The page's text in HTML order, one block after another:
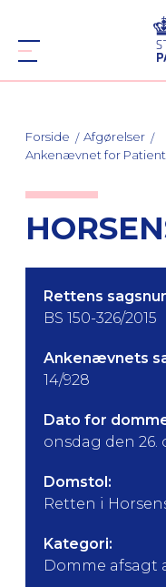
Forside
Afgørelser
Ankenævnet for
Rettens
BS 150-326/2015
Ankenævnets
14/928
Dato for
onsdag den 26.
Domstol:
Retten i
Kategori:
Domme afsagt